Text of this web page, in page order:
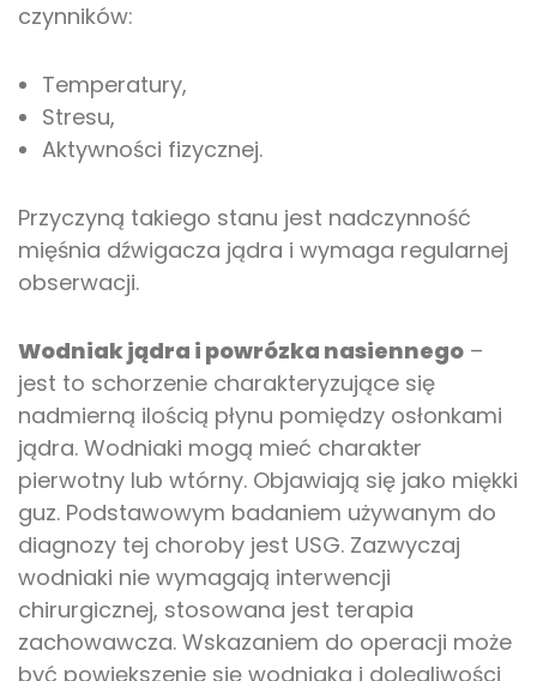
czynników:
Temperatury,
Stresu,
Aktywności fizycznej.
Przyczyną takiego stanu jest nadczynność
mięśnia dźwigacza jądra i wymaga regularnej
obserwacji.
Wodniak jądra i powrózka nasiennego –
jest to schorzenie charakteryzujące się
nadmierną ilością płynu pomiędzy osłonkami
jądra. Wodniaki mogą mieć charakter
pierwotny lub wtórny. Objawiają się jako miękki
guz. Podstawowym badaniem używanym do
diagnozy tej choroby jest USG. Zazwyczaj
wodniaki nie wymagają interwencji
chirurgicznej, stosowana jest terapia
zachowawcza. Wskazaniem do operacji może
być powiększenie się wodniaka i dolegliwości